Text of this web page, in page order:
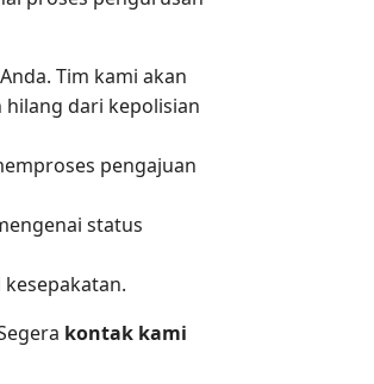
Tim kami akan
hilang dari kepolisian
pengajuan
status
kontak kami